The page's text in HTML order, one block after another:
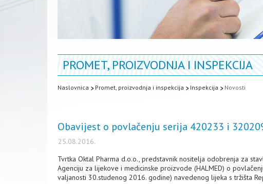
PROMET, PROIZVODNJA I INSPEKCIJA
Naslovnica Promet, proizvodnja i inspekcija Inspekcija Novosti
Obavijest o povlačenju serija 420233 i
25.08.2016.
Tvrtka Oktal Pharma d.o.o., predstavnik nositelja odobrenja za
Agenciju za lijekove i medicinske proizvode (HALMED) o
valjanosti 30.studenog 2016. godine) navedenog lijeka s tržišta